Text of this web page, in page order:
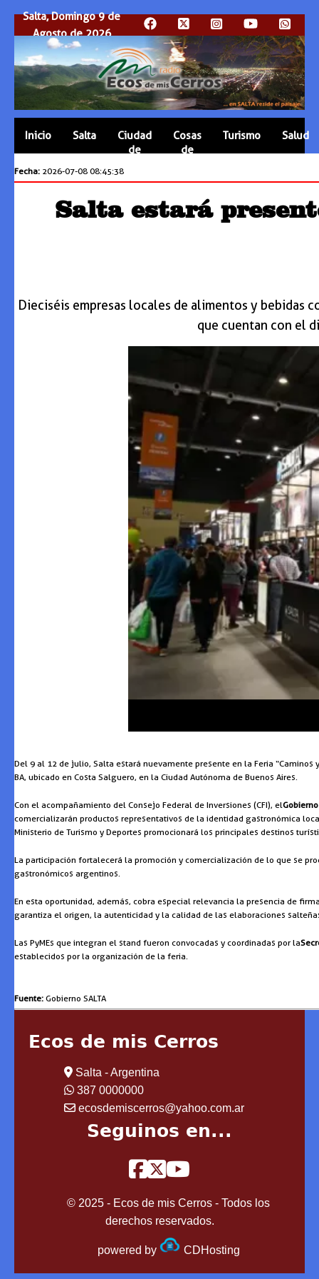
Salta, Domingo 9 de
Agosto de 2026
Inicio Salta
Ciudad
de
Cosas
de
Turismo Salud
Fecha: 2026-07-08 08:45:38
Salta estará
Dieciséis empresas locales de alimentos y bebidas
que cuentan con el
Del 9 al 12 de julio, Salta estará nuevamente presente en la Feria
BA, ubicado en Costa Salguero, en la Ciudad Autónoma de Buenos Aires.
Con el acompañamiento del Consejo Federal de Inversiones (CFI), el
comercializarán productos representativos de la identidad gastronómica
Ministerio de Turismo y Deportes promocionará los principales destinos
La participación fortalecerá la promoción y comercialización de lo que se
gastronómicos argentinos.
En esta oportunidad, además, cobra especial relevancia la presencia de
garantiza el origen, la autenticidad y la calidad de las elaboraciones
Las PyMEs que integran el stand fueron convocadas y coordinadas por la
establecidos por la organización de la feria.
Fuente: Gobierno SALTA
Ecos de mis Cerros
Salta - Argentina
387 0000000
ecosdemiscerros@yahoo.com.ar
Seguinos en...
© 2025 - Ecos de mis Cerros - Todos los
derechos reservados.
powered by CDHosting